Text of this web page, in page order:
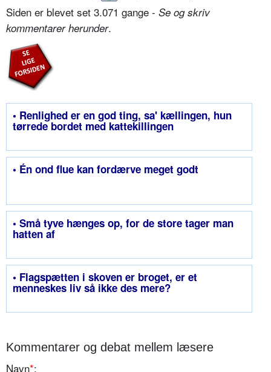
Siden er blevet set 3.071 gange - Se og skriv
kommentarer herunder.
• Renlighed er en god ting, sa' kællingen, hun
tørrede bordet med kattekillingen
• Én ond flue kan fordærve meget godt
• Små tyve hænges op, for de store tager man
hatten af
• Flagspætten i skoven er broget, er et
menneskes liv så ikke des mere?
Kommentarer og debat mellem læsere
Navn*: